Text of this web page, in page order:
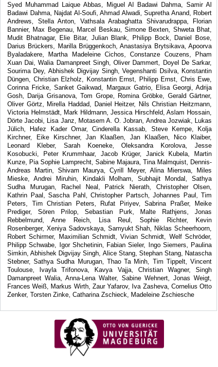
Syed Muhammad Laique Abbas, Miguel Al Badawi Dahma, Samir Al
Badawi Dahma, Najdat Al-Soufi, Ahmad Alwadi, Supretha Anand, Robert
Andrews, Stella Anton, Vathsala Arabaghatta Shivarudrappa, Florian
Bannier, Max Begenau, Marcel Beskau, Simone Bexten, Shweta Bhat,
Mudit Bhatnagar, Elie Bitar, Julian Blank, Philipp Bock, Daniel Bose,
Darius Brückers, Marilla Brüggenkoch, Anastasiya Brytsikava, Apoorva
Byaladakere, Martha Madeleine Cichos, Constanze Couzens, Pham
Xuan Dai, Walia Damanpreet Singh, Oliver Dammert, Doyel De Sarkar,
Sourima Dey, Abhishek Digvijay Singh, Vegenshanti Dsilva, Konstantin
Düngen, Christian Elzholz, Konstantin Ernst, Philipp Ernst, Chris Ewe,
Corinna Fricke, Sanket Gaikwad, Margaux Gatrio, Elisa Georgi, Adrija
Gosh, Darija Grisanova, Tom Grope, Romina Gröbke, Gerald Gärtner,
Oliver Görtz, Mirella Haddad, Daniel Heitzer, Nils Christian Heitzmann,
Victoria Helmstädt, Mark Hildmann, Jessica Hirschfeld, Aslam Hossain,
Dörte Jacobi, Lisa Janz, Motasem A. O. Jobran, Andrea Jozwiak, Lukas
Jülich, Hafez Kader Omar, Cinderella Kassab, Steve Kempe, Kolja
Kirchner, Eike Kirschner, Jan Klaaßen, Jan Klaaßen, Nico Klaiber,
Leonard Kleber, Sarah Koeneke, Oleksandra Korolova, Jesse
Kosobucki, Peter Krummhaar, Jacob Krüger, Janick Kubela, Martin
Kunze, Pia Sophie Lamprecht, Sabine Majaura, Tina Malmquist, Dennis-
Andreas Martin, Shivam Maurya, Cyrill Meyer, Alina Mierswa, Miles
Mieske, Andrei Miruhin, Kindakli Molham, Subhajit Mondal, Sathya
Sudha Murugan, Rachel Neal, Patrick Nierath, Christopher Olsen,
Kathrin Paal, Sascha Pahl, Christopher Partsch, Johannes Paul, Tim
Peters, Tim Christian Peters, Rufat Piriyev, Sabrina Praßer, Meike
Prediger, Sören Prilop, Sebastian Purk, Malte Rathjens, Jonas
Rebbelmund, Anne Reich, Lisa Reul, Sophie Richter, Kevin
Rosenberger, Xeniya Sadovskaya, Samyukt Shah, Niklas Scheerhoorn,
Robert Schirmer, Maximilian Schmidt, Vivian Schmidt, Welf Schröder,
Philipp Schwabe, Igor Shchetinin, Fabian Sieler, Ingo Siemers, Paulina
Simkin, Abhishek Digvijay Singh, Alice Stang, Stephan Stang, Natascha
Stebner, Sathya Sudha Murugan, Thao Ta Minh, Tim Tippelt, Vincent
Toulouse, Ivayla Trifonova, Kavya Vajja, Christian Wagner, Singh
Damanpreet Walia, Anna-Lena Walter, Sabine Wehnert, Jonas Weigt,
Frances Weiß, Markus Wirth, Zaur Yafarov, Iva Zasheva, Cornelius Otto
Zenker, Torsten Zinke, Catharina Zschieck, Madeleine Zschiesche